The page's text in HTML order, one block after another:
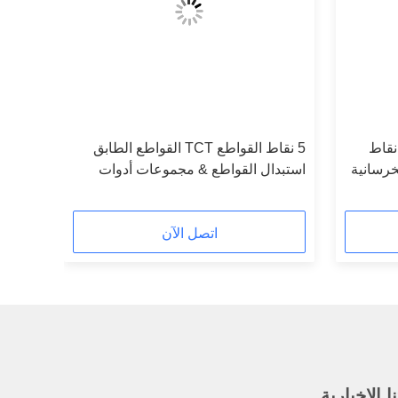
آلة الخدش Tungsten Cutter 5 نقاط
5 نقاط القواطع TCT القواطع الطابق
استبدال القواطع & مجموعات أدوات
اتصل الآن